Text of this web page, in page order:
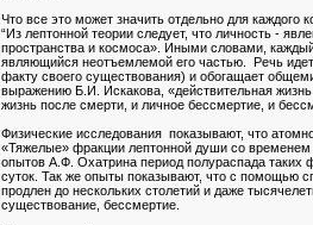
Что все это может значить отдельно для
“Из лептонной теории следует, что личность -
пространства и космоса». Иными словами,
являющийся неотъемлемой его частью. Речь
факту своего существования) и обогащает
выражению Б.И. Искакова, «действительная
жизнь после смерти, и личное бессмертие, и
Физические исследования показывают, что
«Тяжелые» фракции лептонной души со
опытов А.Ф. Охатрина период полураспада таких
суток. Так же опыты показывают, что с помощью
продлен до нескольких столетий и даже
существование, бессмертие.